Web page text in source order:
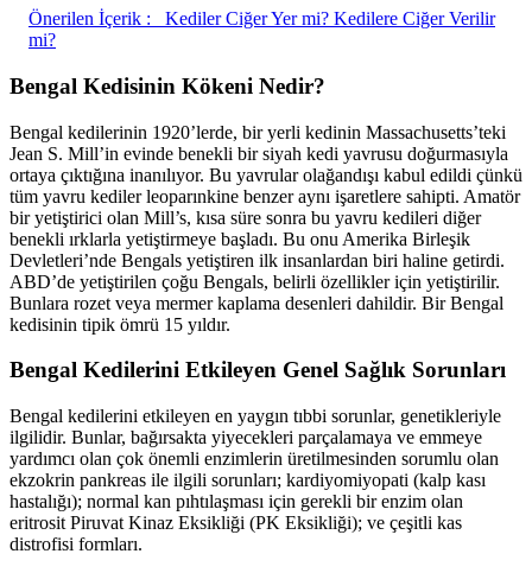
Önerilen İçerik :
Kediler Ciğer Yer mi? Kedilere Ciğer Verilir
mi?
Bengal Kedisinin Kökeni Nedir?
Bengal kedilerinin 1920’lerde, bir yerli kedinin Massachusetts’teki
Jean S. Mill’in evinde benekli bir siyah kedi yavrusu doğurmasıyla
ortaya çıktığına inanılıyor. Bu yavrular olağandışı kabul edildi çünkü
tüm yavru kediler leoparınkine benzer aynı işaretlere sahipti. Amatör
bir yetiştirici olan Mill’s, kısa süre sonra bu yavru kedileri diğer
benekli ırklarla yetiştirmeye başladı. Bu onu Amerika Birleşik
Devletleri’nde Bengals yetiştiren ilk insanlardan biri haline getirdi.
ABD’de yetiştirilen çoğu Bengals, belirli özellikler için yetiştirilir.
Bunlara rozet veya mermer kaplama desenleri dahildir. Bir Bengal
kedisinin tipik ömrü 15 yıldır.
Bengal Kedilerini Etkileyen Genel Sağlık Sorunları
Bengal kedilerini etkileyen en yaygın tıbbi sorunlar, genetikleriyle
ilgilidir. Bunlar, bağırsakta yiyecekleri parçalamaya ve emmeye
yardımcı olan çok önemli enzimlerin üretilmesinden sorumlu olan
ekzokrin pankreas ile ilgili sorunları; kardiyomiyopati (kalp kası
hastalığı); normal kan pıhtılaşması için gerekli bir enzim olan
eritrosit Piruvat Kinaz Eksikliği (PK Eksikliği); ve çeşitli kas
distrofisi formları.